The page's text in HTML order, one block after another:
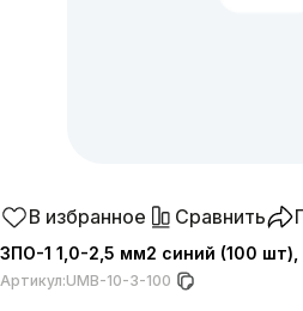
В избранное Сравнить
ЗПО-1 1,0-2,5 мм2 синий (100 шт),
Артикул:UMB-10-3-100